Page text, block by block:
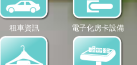
租車資訊 電子化房卡設備